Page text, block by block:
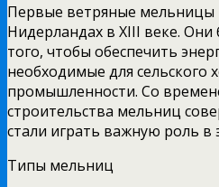
Первые ветряные мельницы
Нидерландах в XIII веке.
того, чтобы обеспечить
необходимые для сельского
промышленности. Со
строительства мельниц
стали играть важную роль в
Типы мельниц